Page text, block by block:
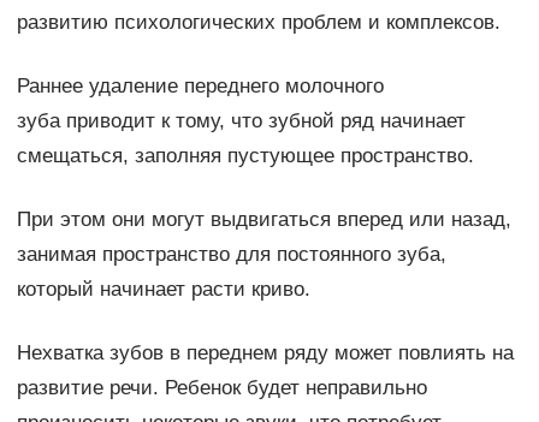
развитию психологических проблем и комплексов.
Раннее удаление переднего молочного
зуба приводит к тому, что зубной ряд начинает
смещаться, заполняя пустующее пространство.
При этом они могут выдвигаться вперед или назад,
занимая пространство для постоянного зуба,
который начинает расти криво.
Нехватка зубов в переднем ряду может повлиять на
развитие речи. Ребенок будет неправильно